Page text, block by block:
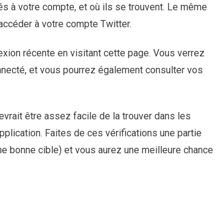
à votre compte, et où ils se trouvent. Le même
à votre compte Twitter.
récente en visitant cette page. Vous verrez
et vous pourrez également consulter vos
être assez facile de la trouver dans les
Faites de ces vérifications une partie
bonne cible) et vous aurez une meilleure chance